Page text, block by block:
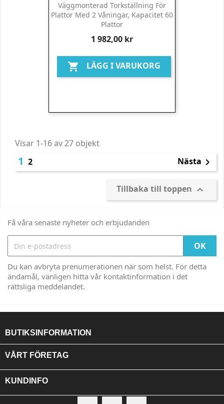
Väggmonterad Torkställning För
Plattor Med 2 Våningar, Kapacitet 60
Plattor
Pris
1 982,00 kr
 LÄGG I VARUKORG
Visar 1-16 av 27 objekt
1 2 Nästa 
Tillbaka till toppen 
Få våra senaste nyheter och erbjudanden
Du kan avbryta prenumerationen när som helst. För detta
ändamål, vänligen hitta vår kontaktinformation i det
rättsliga meddelandet.
BUTIKSINFORMATION
VÅRT FÖRETAG
KUNDINFO